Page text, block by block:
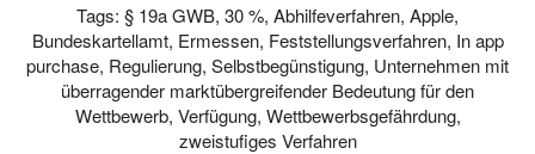
Tags: § 19a GWB, 30 %, Abhilfeverfahren, Apple,
Bundeskartellamt, Ermessen, Feststellungsverfahren, In app
purchase, Regulierung, Selbstbegünstigung, Unternehmen mit
überragender marktübergreifender Bedeutung für den
Wettbewerb, Verfügung, Wettbewerbsgefährdung,
zweistufiges Verfahren